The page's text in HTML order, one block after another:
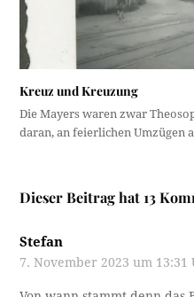
Kreuz und Kreuzung
Die Mayers waren zwar
daran, an feierlichen Umzügen
Dieser Beitrag hat 13
Stefan
7. November 2023 um 13:31